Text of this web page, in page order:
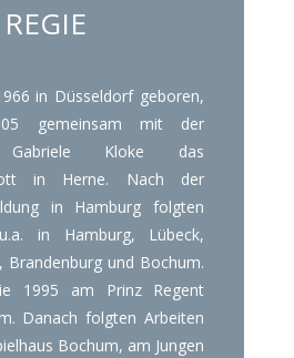
REGIE
in Düsseldorf geboren,
gemeinsam mit der
Gabriele Kloke das
in Herne. Nach der
in Hamburg folgten
in Hamburg, Lübeck,
Brandenburg und Bochum.
1995 am Prinz Regent
Danach folgten Arbeiten
Bochum, am Jungen